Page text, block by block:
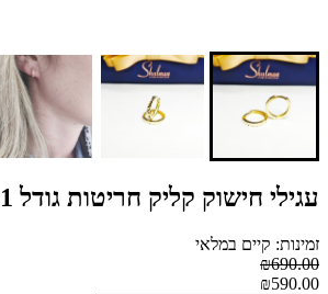
עגילי חישוק קליק חריטות גודל 1 זהב צהוב
זמינות: קיים במלאי
₪690.00
₪590.00